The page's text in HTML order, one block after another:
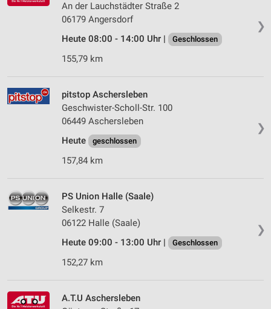
❯
An der Lauchstädter Straße 2
06179 Angersdorf
Heute 08:00 - 14:00 Uhr |
Geschlossen
155,79 km
❯
pitstop Aschersleben
Geschwister-Scholl-Str. 100
06449 Aschersleben
Heute
geschlossen
157,84 km
❯
PS Union Halle (Saale)
Selkestr. 7
06122 Halle (Saale)
Heute 09:00 - 13:00 Uhr |
Geschlossen
152,27 km
A.T.U Aschersleben